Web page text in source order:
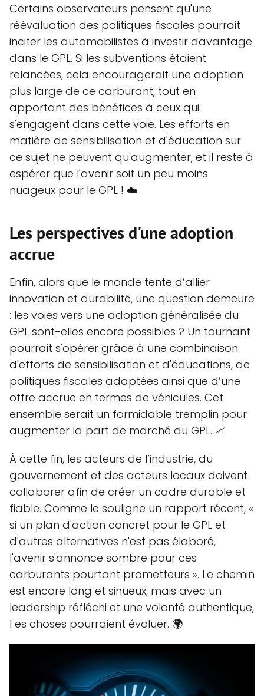
Certains observateurs pensent qu'une
réévaluation des politiques fiscales pourrait
inciter les automobilistes à investir davantage
dans le GPL. Si les subventions étaient
relancées, cela encouragerait une adoption
plus large de ce carburant, tout en
apportant des bénéfices à ceux qui
s'engagent dans cette voie. Les efforts en
matière de sensibilisation et d'éducation sur
ce sujet ne peuvent qu'augmenter, et il reste à
espérer que l'avenir soit un peu moins
nuageux pour le GPL ! ☁️
Les perspectives d'une adoption
accrue
Enfin, alors que le monde tente d’allier
innovation et durabilité, une question demeure
: les voies vers une adoption généralisée du
GPL sont-elles encore possibles ? Un tournant
pourrait s'opérer grâce à une combinaison
d'efforts de sensibilisation et d'éducations, de
politiques fiscales adaptées ainsi que d’une
offre accrue en termes de véhicules. Cet
ensemble serait un formidable tremplin pour
augmenter la part de marché du GPL. 📈
À cette fin, les acteurs de l’industrie, du
gouvernement et des acteurs locaux doivent
collaborer afin de créer un cadre durable et
fiable. Comme le souligne un rapport récent, «
si un plan d'action concret pour le GPL et
d'autres alternatives n'est pas élaboré,
l'avenir s'annonce sombre pour ces
carburants pourtant prometteurs ». Le chemin
est encore long et sinueux, mais avec un
leadership réfléchi et une volonté authentique,
l es choses pourraient évoluer. 🌍